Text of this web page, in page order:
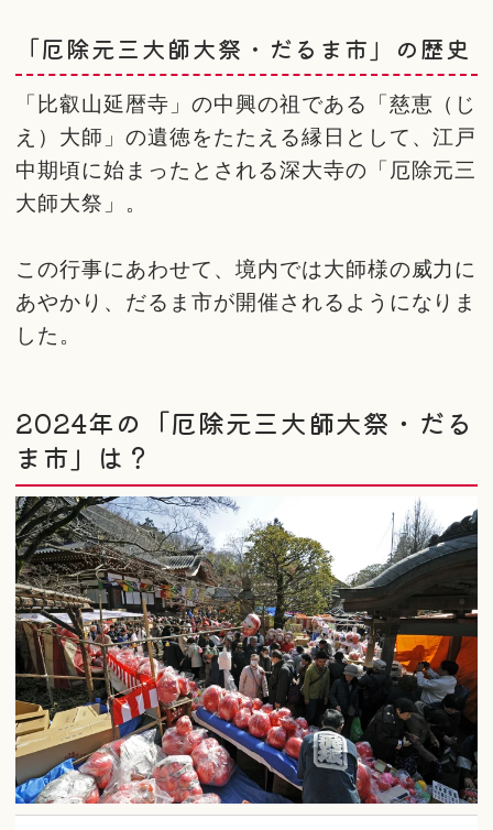
「厄除元三大師大祭・だるま市」の歴史
「比叡山延暦寺」の中興の祖である「慈恵（じ
え）大師」の遺徳をたたえる縁日として、江戸
中期頃に始まったとされる深大寺の「厄除元三
大師大祭」。
この行事にあわせて、境内では大師様の威力に
あやかり、だるま市が開催されるようになりま
した。
2024年の「厄除元三大師大祭・だる
ま市」は？